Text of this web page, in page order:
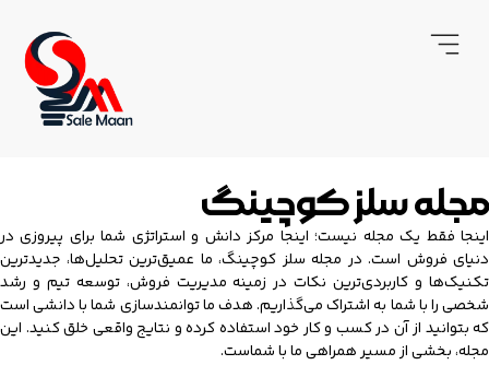
مجله سلز کوچینگ
اینجا فقط یک مجله نیست؛ اینجا مرکز دانش و استراتژی شما برای پیروزی در
دنیای فروش است. در مجله سلز کوچینگ، ما عمیق‌ترین تحلیل‌ها، جدیدترین
تکنیک‌ها و کاربردی‌ترین نکات در زمینه مدیریت فروش، توسعه تیم و رشد
شخصی را با شما به اشتراک می‌گذاریم. هدف ما توانمندسازی شما با دانشی است
که بتوانید از آن در کسب و کار خود استفاده کرده و نتایج واقعی خلق کنید. این
مجله، بخشی از مسیر همراهی ما با شماست.